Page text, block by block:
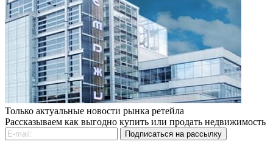
Только актуальные новости рынка ретейла
Рассказываем как выгодно купить или продать недвижимость